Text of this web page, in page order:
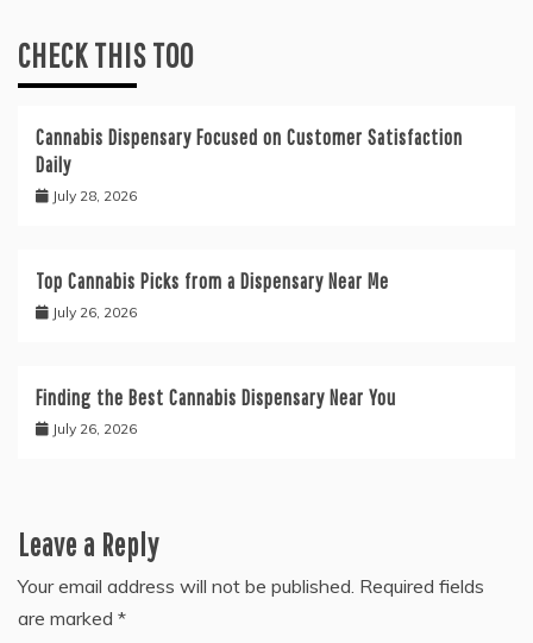
CHECK THIS TOO
Cannabis Dispensary Focused on Customer Satisfaction
Daily
July 28, 2026
Top Cannabis Picks from a Dispensary Near Me
July 26, 2026
Finding the Best Cannabis Dispensary Near You
July 26, 2026
Leave a Reply
Your email address will not be published. Required fields
are marked *